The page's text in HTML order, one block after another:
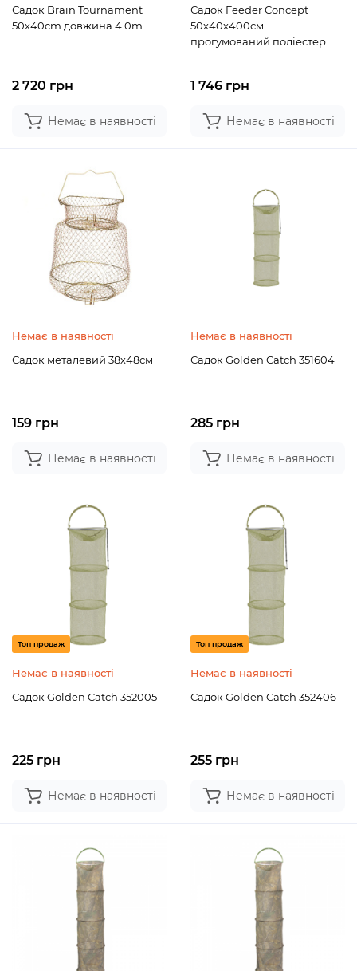
Садок Brain Tournament
50х40cm довжина 4.0m
2 720 грн
Немає в наявності
Садок Feeder Concept
50х40х400см
прогумований поліестер
1 746 грн
Немає в наявності
Немає в наявності
Садок металевий 38х48см
159 грн
Немає в наявності
Немає в наявності
Садок Golden Catch 351604
285 грн
Немає в наявності
Топ продаж
Немає в наявності
Садок Golden Catch 352005
225 грн
Немає в наявності
Топ продаж
Немає в наявності
Садок Golden Catch 352406
255 грн
Немає в наявності